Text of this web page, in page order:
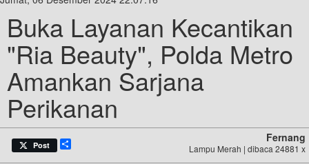
Buka Layanan Kecantikan
"Ria Beauty", Polda Metro
Amankan Sarjana
Perikanan
Post
Fernang
Lampu Merah | dibaca 24881 x